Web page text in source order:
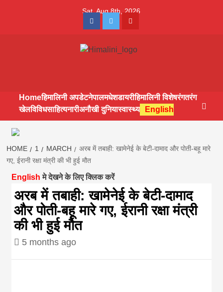
Sat. Aug 8th, 2026
FacebookTwitterYoutube
hindi
||madhesh
first hindi
magazine of
Nepal brings
Homeहिमालिनी अपडेटनेपालमधेशडायरीहिमालिनी विशेषरंगतरंग
खेलविविधसाहित्यनारीअनौखी दुनियास्वास्थ्य English
HOME 1 MARCH
अरब में तबाही: खामेनेई के बेटी-दामाद और पोती-बहू मारे
गए, ईरानी रक्षा मंत्री की भी हुई मौत
English मे देखने के लिए क्लिक करें
अरब में तबाही: खामेनेई के बेटी-दामाद
और पोती-बहू मारे गए, ईरानी रक्षा मंत्री
की भी हुई मौत
5 months ago